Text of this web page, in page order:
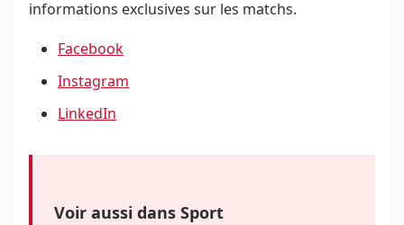
informations exclusives sur les matchs.
Facebook
Instagram
LinkedIn
Voir aussi dans Sport